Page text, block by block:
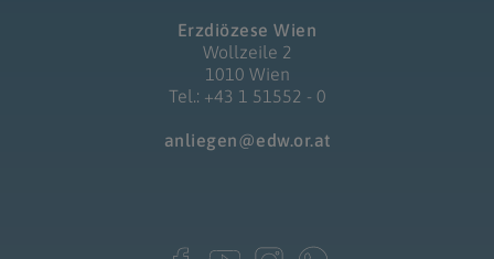
Erzdiözese Wien
Wollzeile 2
1010 Wien
Tel.: +43 1 51552 - 0
anliegen@edw.or.at